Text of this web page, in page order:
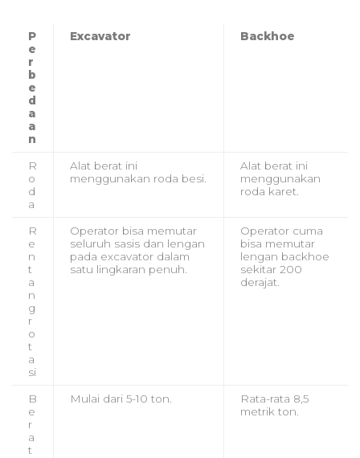
P
e
r
b
e
d
a
a
n
Excavator Backhoe
R
o
d
a
Alat berat ini
menggunakan roda besi.
Alat berat ini
menggunakan
roda karet.
R
e
n
t
a
n
g
r
o
t
a
si
Operator bisa memutar
seluruh sasis dan lengan
pada excavator dalam
satu lingkaran penuh.
Operator cuma
bisa memutar
lengan backhoe
sekitar 200
derajat.
B
e
r
a
t
Mulai dari 5-10 ton.
Rata-rata 8,5
metrik ton.